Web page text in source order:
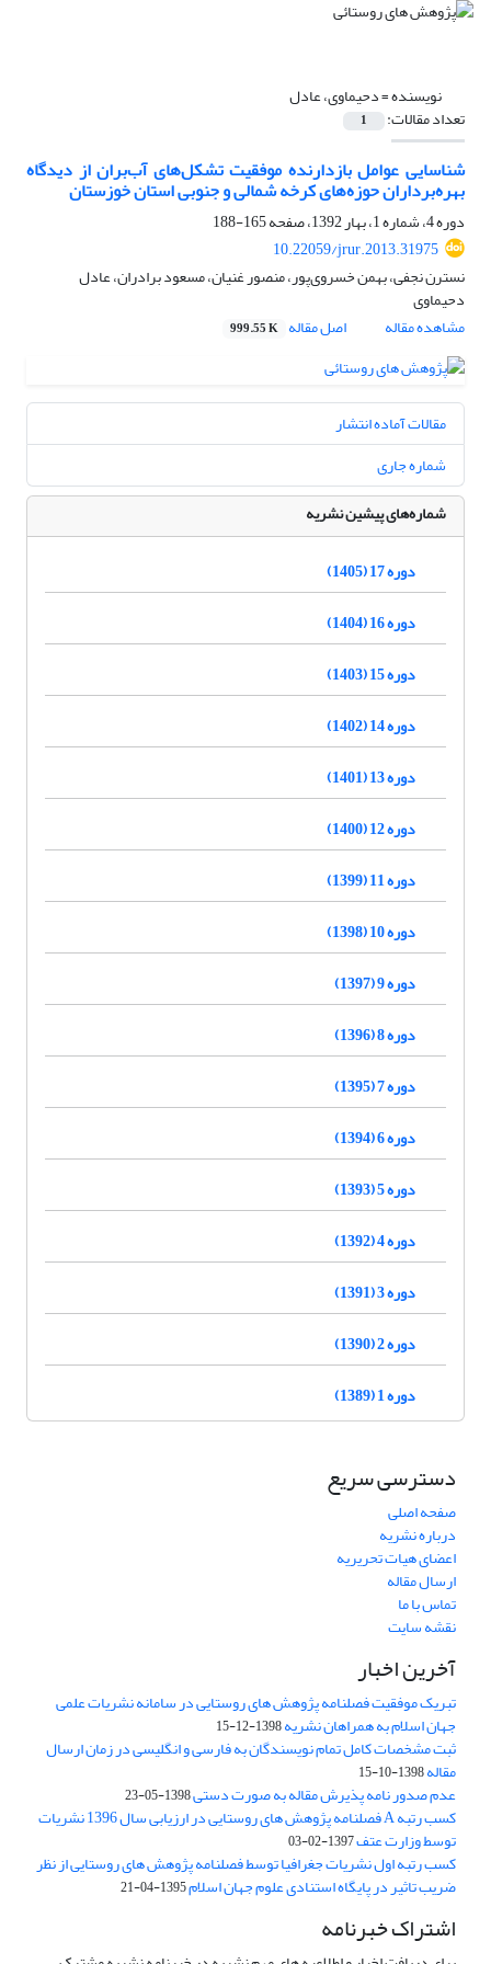
نویسنده =دحیماوی، عادل
تعداد مقالات: 1
شناسایی عوامل بازدارنده موفقیت تشکل‌های آب‌بران از دیدگاه
بهره‌برداران حوزه‌های کرخه شمالی و جنوبی استان خوزستان
دوره 4، شماره 1، بهار 1392، صفحه
165-188
10.22059/jrur.2013.31975
نسترن نجفی، بهمن خسروی‌پور، منصور غنیان، مسعود برادران، عادل
دحیماوی
مشاهده مقاله
اصل مقاله 999.55 K
مقالات آماده انتشار
شماره جاری
شماره‌های پیشین نشریه
دوره 17 (1405)
دوره 16 (1404)
دوره 15 (1403)
دوره 14 (1402)
دوره 13 (1401)
دوره 12 (1400)
دوره 11 (1399)
دوره 10 (1398)
دوره 9 (1397)
دوره 8 (1396)
دوره 7 (1395)
دوره 6 (1394)
دوره 5 (1393)
دوره 4 (1392)
دوره 3 (1391)
دوره 2 (1390)
دوره 1 (1389)
دسترسی سریع
صفحه اصلی
درباره نشریه
اعضای هیات تحریریه
ارسال مقاله
تماس با ما
نقشه سایت
آخرین اخبار
تبریک موفقیت فصلنامه پژوهش های روستایی در سامانه نشریات علمی
جهان اسلام به همراهان نشریه1398-12-15
ثبت مشخصات کامل تمام نویسندگان به فارسی و انگلیسی در زمان ارسال
مقاله1398-10-15
عدم صدور نامه پذیرش مقاله به صورت دستی1398-05-23
کسب رتبه A فصلنامه پژوهش های روستایی در ارزیابی سال 1396 نشریات
توسط وزارت عتف1397-02-03
کسب رتبه اول نشریات جغرافیا توسط فصلنامه پژوهش های روستایی از نظر
ضریب تاثیر در پایگاه استنادی علوم جهان اسلام1395-04-21
اشتراک خبرنامه